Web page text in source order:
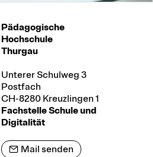
Pädagogische
Hochschule
Thurgau
Unterer Schulweg 3
Postfach
CH-8280 Kreuzlingen 1
Fachstelle Schule und
Digitalität
Mail senden